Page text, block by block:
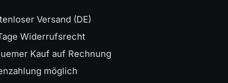
Versand (DE)
Widerrufsrecht
Kauf auf Rechnung
möglich